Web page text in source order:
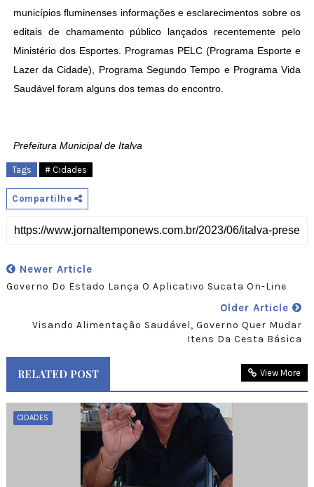
municípios fluminenses informações e esclarecimentos sobre os
editais de chamamento público lançados recentemente pelo
Ministério dos Esportes. Programas PELC (Programa Esporte e
Lazer da Cidade), Programa Segundo Tempo e Programa Vida
Saudável foram alguns dos temas do encontro.
Prefeitura Municipal de Italva
Tags # Cidades
Compartilhe
Newer Article
Governo Do Estado Lança O Aplicativo Sucata On-Line
Older Article
Visando Alimentação Saudável, Governo Quer Mudar
Itens Da Cesta Básica
RELATED POST View More
CIDADES